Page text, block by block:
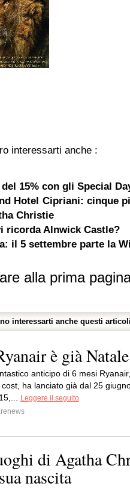
interessarti anche :
15% con gli Special
Hotel Cipriani: cinque
Christie
ricorda Alnwick Castle?
il 5 settembre parte la
alla prima
interessarti anche questi
è già
anticipo di 6 mesi
ha lanciato già dal 25
Leggere il seguito
di Agatha
nascita